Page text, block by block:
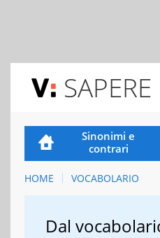
SAPERE
Sinonimi e
contrari
HOME VOCABOLARIO
Dal